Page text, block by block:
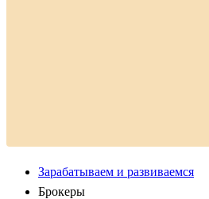
Зарабатываем и развиваемся
Брокеры